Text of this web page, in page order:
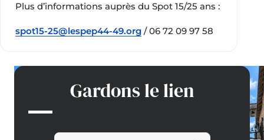
Plus d’informations auprès du Spot 15/25 ans :
spot15-25@lespep44-49.org/ 06 72 09 97 58
Gardons le lien